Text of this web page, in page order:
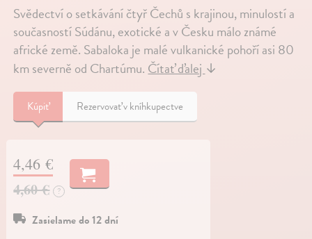
Svědectví o setkávání čtyř Čechů s krajinou, minulostí a
současností Súdánu, exotické a v Česku málo známé
africké země. Sabaloka je malé vulkanické pohoří asi 80
km severně od Chartúmu. Čítať ďalej ↓
Kúpiť Rezervovať v kníhkupectve
4,46 €
4,60 € ?
Zasielame do 12 dní